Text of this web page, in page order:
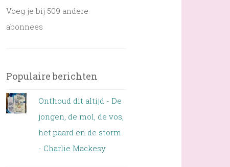
Voeg je bij 509 andere
abonnees
Populaire berichten
Onthoud dit altijd - De
jongen, de mol, de vos,
het paard en de storm
- Charlie Mackesy